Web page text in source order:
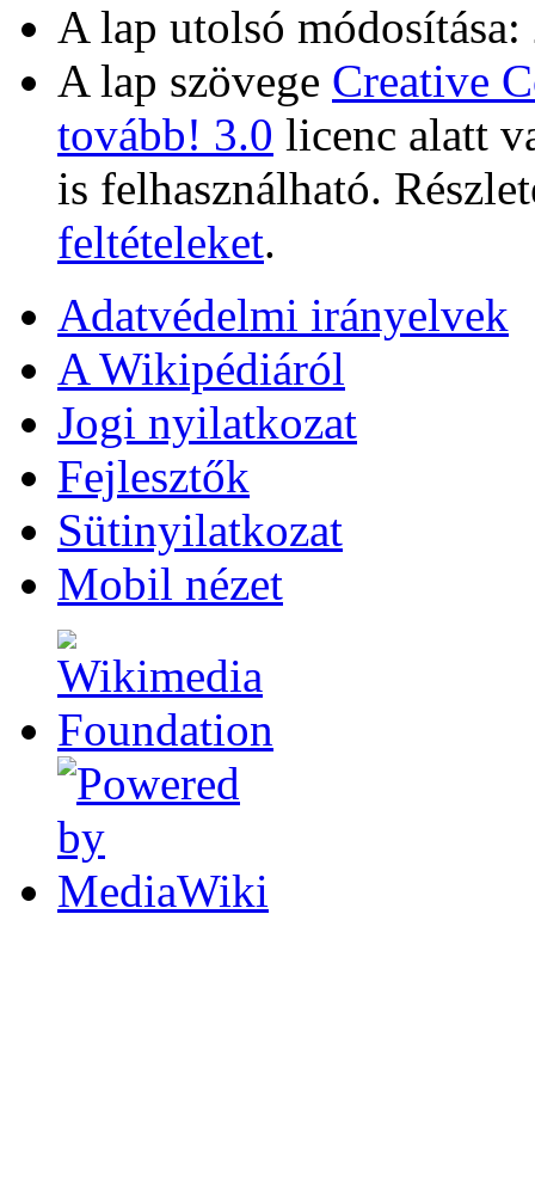
A lap utolsó
A lap szövege Creative
tovább! 3.0 licenc alatt
is felhasználható.
feltételeket.
Adatvédelmi irányelvek
A Wikipédiáról
Jogi nyilatkozat
Fejlesztők
Sütinyilatkozat
Mobil nézet